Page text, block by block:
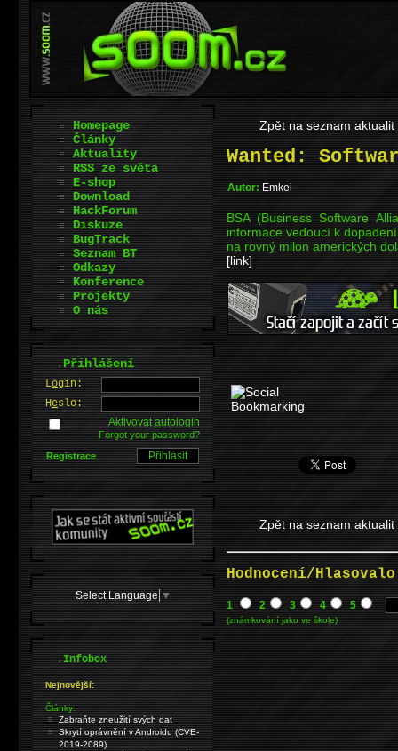
Zpět na seznam aktualit
Wanted:
Autor: Emkei
BSA (Business Software
informace vedoucí k
na rovný milon amerických
[link]
Zpět na seznam aktualit
Hodnocení/
1 2 3 4 5
(známkování jako ve škole)
Homepage
Články
Aktuality
RSS ze světa
E-shop
Download
HackForum
Diskuze
BugTrack
Seznam BT
Odkazy
Konference
Projekty
O nás
.Přihlášení
Login:
Heslo:
Aktivovatautologin
Forgot your password?
Registrace
Select Language ▼
.Infobox
Nejnovější:
Články:
Zabraňte zneužití svých dat
Skrytí oprávnění v Androidu (CVE-
2019-2089)